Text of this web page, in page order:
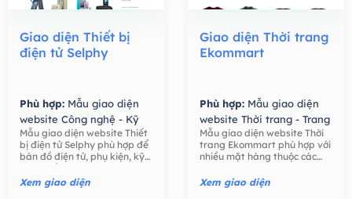
Giao diện Thiết bị
điện tử Selphy
Phù hợp: Mẫu giao diện
website Công nghệ - Kỹ
thuật số,Mẫu giao diện
website Bán hàng -
Thương mại điện tử,
Mẫu giao diện website Thiết
bị điện tử Selphy phù hợp để
bán đồ điện tử, phụ kiện, kỹ
tính, máy ảnh, các phụ kiện
điện tử,….
Xem giao diện
Giao diện Thời trang
Ekommart
Phù hợp: Mẫu giao diện
website Thời trang - Trang
Sức,Mẫu giao diện
website Bán hàng -
Thương mại điện tử,
Mẫu giao diện website Thời
trang Ekommart phù hợp với
nhiều mặt hàng thuộc các
thực phẩm, công nghệ, đồ
chơi trẻ em, đồng hồ, …
Xem giao diện